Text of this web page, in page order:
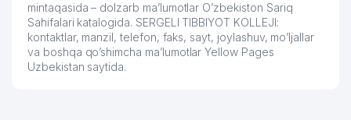
mintaqasida – dolzarb ma’lumotlar O’zbekiston Sariq
Sahifalari katalogida. SERGELI TIBBIYOT KOLLEJI:
kontaktlar, manzil, telefon, faks, sayt, joylashuv, mo’ljallar
va boshqa qo’shimcha ma’lumotlar Yellow Pages
Uzbekistan saytida.